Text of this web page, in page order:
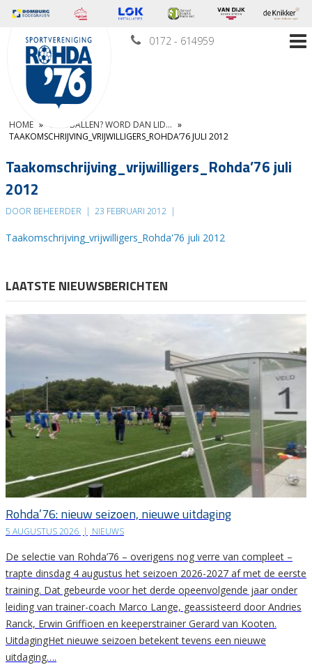
0172 - 614959
HOME » VOETBALLEN? WORD DAN LID… »
TAAKOMSCHRIJVING_VRIJWILLIGERS_ROHDA’76 JULI 2012
Taakomschrijving_vrijwilligers_Rohda’76 juli
2012
DOOR BEHEERDER | 23 FEBRUARI 2012 |
Taakomschrijving_vrijwilligers_Rohda'76 juli 2012
LAATSTE NIEUWSBERICHTEN
Rohda’76: nieuw seizoen, nieuwe uitdaging
5 AUGUSTUS 2026 | NIEUWS
De selectie van Rohda’76 – overigens nog verre van compleet –
trapte dinsdag 4 augustus het seizoen 2026-2027 af met de eerste
training. Dat gebeurde voor het derde opeenvolgende jaar onder
leiding van trainer-coach Marco Lange, geassisteerd door Andries
Ranck, Erwin Griffioen en keeperstrainer Gerard van Kooten.
UitdagingHet nieuwe seizoen betekent tevens een nieuwe
uitdaging….